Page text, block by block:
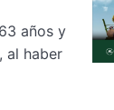
años y
, al haber